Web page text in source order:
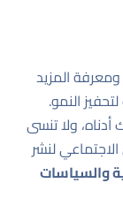
المزيد
النمو.
ولا تنسى
لنشر
والسياسات